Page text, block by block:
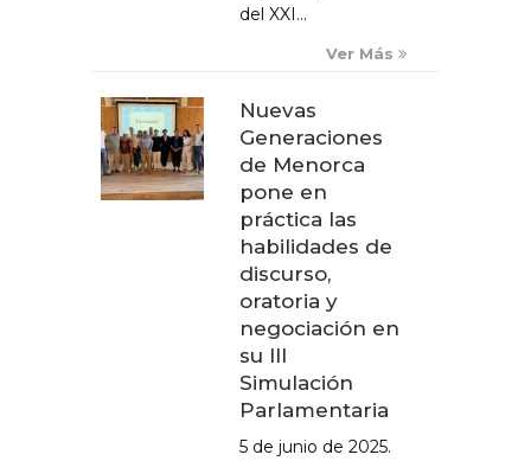
del XXI...
Ver Más
Nuevas
Generaciones
de Menorca
pone en
práctica las
habilidades de
discurso,
oratoria y
negociación en
su III
Simulación
Parlamentaria
5 de junio de 2025.